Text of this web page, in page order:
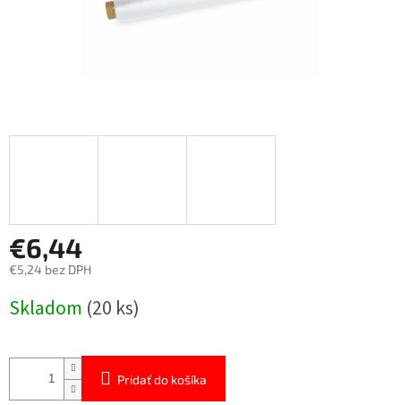
€6,44
€5,24 bez DPH
cena:
Skladom (20 ks)
Pridať do košíka